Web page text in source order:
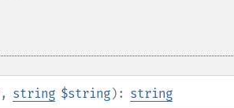
, string $string): string